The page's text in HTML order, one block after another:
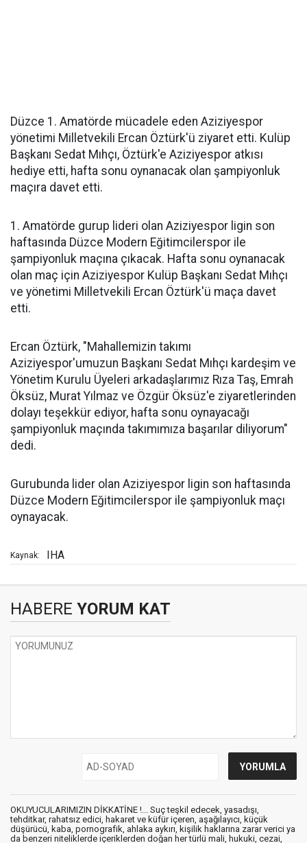
Düzce 1. Amatörde mücadele eden Aziziyespor
yönetimi Milletvekili Ercan Öztürk'ü ziyaret etti. Kulüp
Başkanı Sedat Mıhçı, Öztürk'e Aziziyespor atkısı
hediye etti, hafta sonu oynanacak olan şampiyonluk
maçıra davet etti.
1. Amatörde gurup lideri olan Aziziyespor ligin son
haftasında Düzce Modern Eğitimcilerspor ile
şampiyonluk maçına çıkacak. Hafta sonu oynanacak
olan maç için Aziziyespor Kulüp Başkanı Sedat Mıhçı
ve yönetimi Milletvekili Ercan Öztürk'ü maça davet
etti.
Ercan Öztürk, "Mahallemizin takımı
Aziziyespor'umuzun Başkanı Sedat Mıhçı kardeşim ve
Yönetim Kurulu Üyeleri arkadaşlarımız Rıza Taş, Emrah
Öksüz, Murat Yılmaz ve Özgür Öksüz'e ziyaretlerinden
dolayı teşekkür ediyor, hafta sonu oynayacağı
şampiyonluk maçında takımımıza başarılar diliyorum"
dedi.
Gurubunda lider olan Aziziyespor ligin son haftasında
Düzce Modern Eğitimcilerspor ile şampiyonluk maçı
oynayacak.
Kaynak: IHA
HABERE YORUM KAT
OKUYUCULARIMIZIN DİKKATİNE !... Suç teşkil edecek, yasadışı,
tehditkar, rahatsız edici, hakaret ve küfür içeren, aşağılayıcı, küçük
düşürücü, kaba, pornografik, ahlaka aykırı, kişilik haklarına zarar verici ya
da benzeri niteliklerde içeriklerden doğan her türlü mali, hukuki, cezai,